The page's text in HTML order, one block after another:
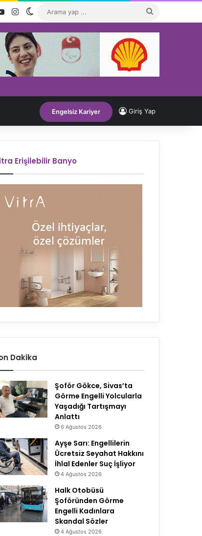
YouTubeInstagramDış görünümü değiştir
...
Engelsiz Kariyer Giriş Yap
Erişilebilir Banyo
Dakika
Şoför Gökce, Sivas’ta
Görme Engelli Yolcularla
Yaşadığı Tartışmayı
Anlattı
6 Ağustos 2026
Ayşe Sarı: Engellilerin
Ücretsiz Seyahat Hakkını
İhlal Edenler Suç İşliyor
4 Ağustos 2026
Halk Otobüsü
Şoföründen Görme
Engelli Kadınlara
Skandal Sözler
4 Ağustos 2026